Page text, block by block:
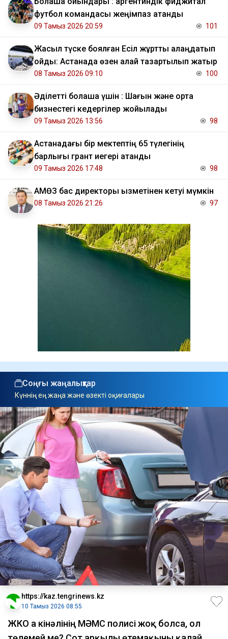
футбол командасы жеңімпаз атанды
09 Тамыз 2026 20:59 101
Жасыл түске боялған Есіл жұртты алаңдатып
қойды: Астанада өзен қалай тазартылып жатыр
08 Тамыз 2026 09:10 100
Әділетті болашақ үшін : Шағын және орта
бизнестегі кедергілер жойылады
09 Тамыз 2026 13:56 98
Астанадағы бір мектептің 65 түлегінің
барлығы грант иегері атанды
09 Тамыз 2026 17:48 98
АМӨЗ бас директоры қызметінен кетуі мүмкін
08 Тамыз 2026 21:26 97
Соңғы жаңалықтар
Күннің ең жаңа және өзекті оқиғалары
https://kaz.tengrinews.kz
10 Тамыз 2026 08:55
ЖКО ға кінәлінің МӘМС полисі жоқ болса, ол